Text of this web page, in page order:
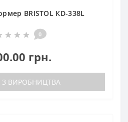
BRISTOL КD-338L
0
грн.
З ВИРОБНИЦТВА